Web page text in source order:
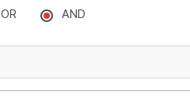
OR AND